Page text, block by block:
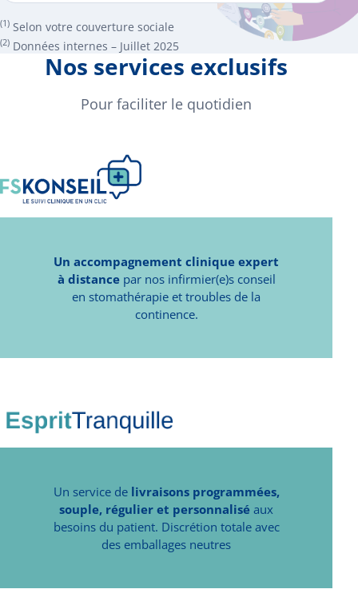
(1) Selon votre couverture sociale
(2) Données internes – Juillet 2025
Nos services exclusifs
Pour faciliter le quotidien
Un accompagnement clinique expert
à distancepar nos infirmier(e)s conseil
en stomathérapie et troubles de la
continence.
Un service de livraisons programmées,
souple, régulier et personnalisé aux
besoins du patient. Discrétion totale avec
des emballages neutres